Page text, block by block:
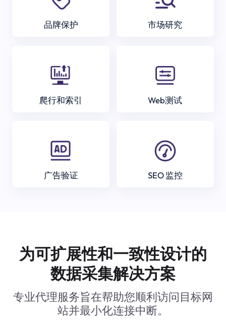
品牌保护 市场研究
爬行和索引 Web测试
广告验证 SEO 监控
为可扩展性和一致性设计的
数据采集解决方案
专业代理服务旨在帮助您顺利访问目标网
站并最小化连接中断。